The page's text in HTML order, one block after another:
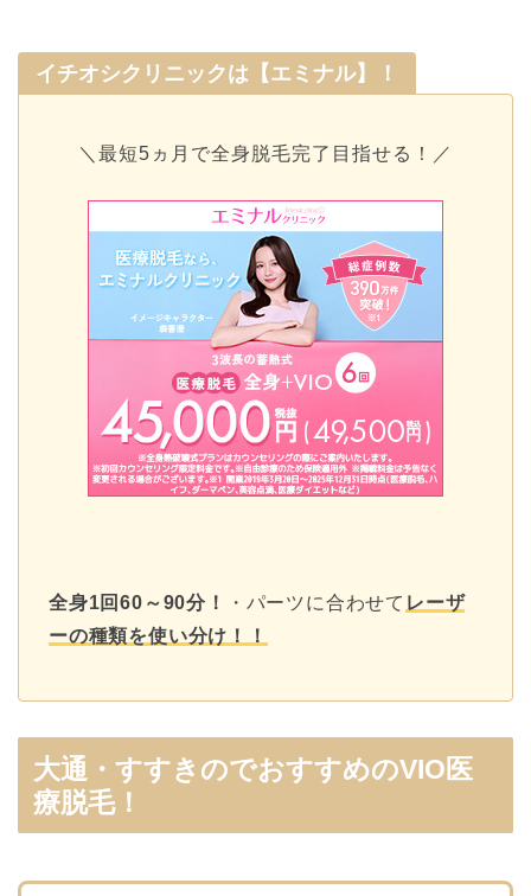
イチオシクリニックは【エミナル】！
＼最短5ヵ月で全身脱毛完了目指せる！／
全身1回60～90分！ ・パーツに合わせて レーザ
ーの種類を使い分け！！
大通・すすきのでおすすめのVIO医
療脱毛！